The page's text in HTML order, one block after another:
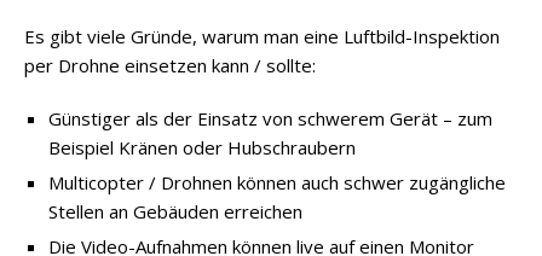
Es gibt viele Gründe, warum man eine Luftbild-Inspektion
per Drohne einsetzen kann / sollte:
Günstiger als der Einsatz von schwerem Gerät – zum
Beispiel Kränen oder Hubschraubern
Multicopter / Drohnen können auch schwer zugängliche
Stellen an Gebäuden erreichen
Die Video-Aufnahmen können live auf einen Monitor